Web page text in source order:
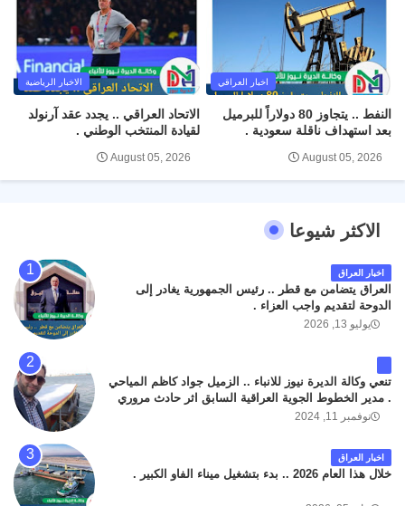
اخبار العراقي
النفط .. يتجاوز 80 دولاراً للبرميل
بعد استهداف ناقلة سعودية .
August 05, 2026
الاخبار الرياضية
الاتحاد العراقي .. يجدد عقد آرنولد
لقيادة المنتخب الوطني .
August 05, 2026
الاكثر شيوعا
اخبار العراق
العراق يتضامن مع قطر .. رئيس الجمهورية يغادر إلى
الدوحة لتقديم واجب العزاء .
يوليو 13, 2026
تنعي وكالة الديرة نيوز للانباء .. الزميل جواد كاظم المياحي
. مدير الخطوط الجوية العراقية السابق اثر حادث مروري
داخل مطار البصرة الدولي اليوم الاثنين على الطريق
كان سبب الحادث يعود لتصادم عجلته مع عجلة نوع كيا بنكو
تابعة لشركة الهلال الماسكة لإعمار مطار البصرة الدولي .
سائلين الله عز وجل ان يتغمد الفقيد بواسع رحمته ، و انا
نوفمبر 11, 2024
اخبار العراق
خلال هذا العام 2026 .. بدء بتشغيل ميناء الفاو الكبير .